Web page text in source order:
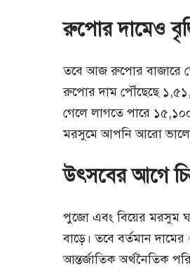
রুপোর দামেও
তবে আজ রুপোর বাজারে
রুপোর দাম পৌঁছেছে
গেলে লাগতে পারে
মরসুমে আপনি আরো ভালো
উৎসবের আগে
পুজো এবং বিয়ের মরসুম
বাড়ে। তবে বর্তমান
আন্তর্জাতিক অর্থনৈতিক